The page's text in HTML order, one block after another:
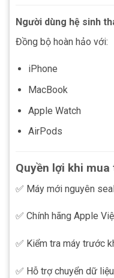
Người dùng hệ sinh
Đồng bộ hoàn hảo với:
iPhone
MacBook
Apple Watch
AirPods
Quyền lợi khi
✅ Máy mới nguyên
✅ Chính hãng Apple
✅ Kiểm tra máy trước
✅ Hỗ trợ chuyển dữ liệu